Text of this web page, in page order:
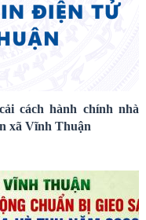
cách hành chính nhà
xã Vĩnh Thuận